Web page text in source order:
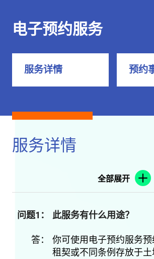
电子预约服务
服务详情 预约
服务详情
全部展开
问题1： 此服务有什么用途？
答：
你可使用电子预约服务
租契或不同条例存放于土